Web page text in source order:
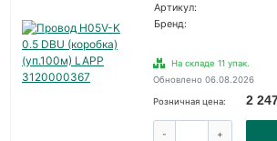
Артикул:
Бренд:
На складе 11 упак.
Обновлено 06.08.2026
Розничная цена: 2
- +